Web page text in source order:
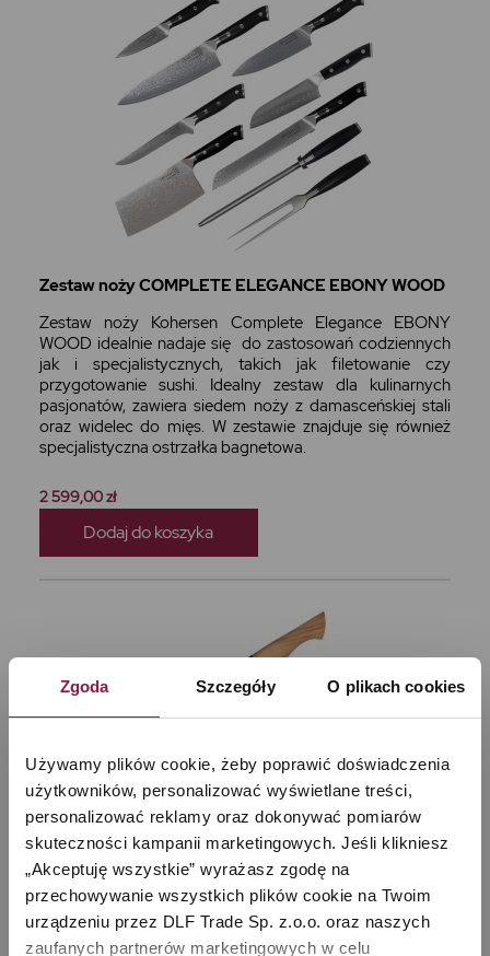
Zgoda Szczegóły O plikach cookies
Używamy plików cookie, żeby poprawić doświadczenia
użytkowników, personalizować wyświetlane treści,
personalizować reklamy oraz dokonywać pomiarów
skuteczności kampanii marketingowych. Jeśli klikniesz
„Akceptuję wszystkie” wyrażasz zgodę na
przechowywanie wszystkich plików cookie na Twoim
urządzeniu przez DLF Trade Sp. z.o.o. oraz naszych
zaufanych partnerów marketingowych w celu
Zestaw noży COMPLETE ELEGANCE EBONY WOOD
Zestaw noży Kohersen Complete Elegance EBONY
WOOD idealnie nadaje się do zastosowań codziennych
jak i specjalistycznych, takich jak filetowanie czy
przygotowanie sushi. Idealny zestaw dla kulinarnych
pasjonatów, zawiera siedem noży z damasceńskiej stali
oraz widelec do mięs. W zestawie znajduje się również
specjalistyczna ostrzałka bagnetowa.
2 599,00 zł
Dodaj do koszyka
Zestaw noży COMPLETE PROFESSIONAL OLIVE
WOOD